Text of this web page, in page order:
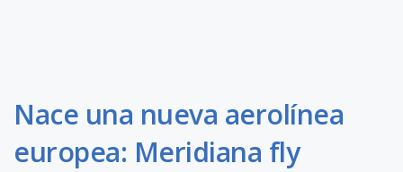
Nace una nueva aerolínea
europea: Meridiana fly